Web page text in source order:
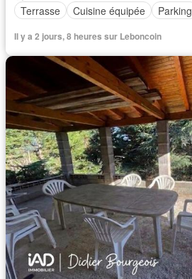
Terrasse
Cuisine équipée Parking
Il y a 2 jours, 8 heures sur Leboncoin